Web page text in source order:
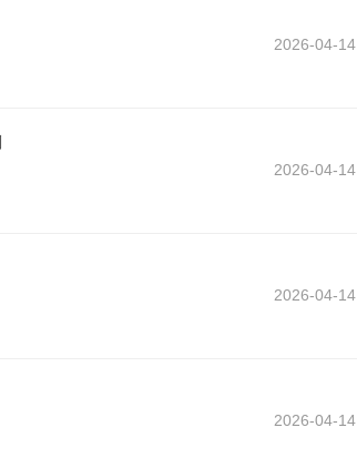
2026-04-14
2026-04-14
2026-04-14
2026-04-14